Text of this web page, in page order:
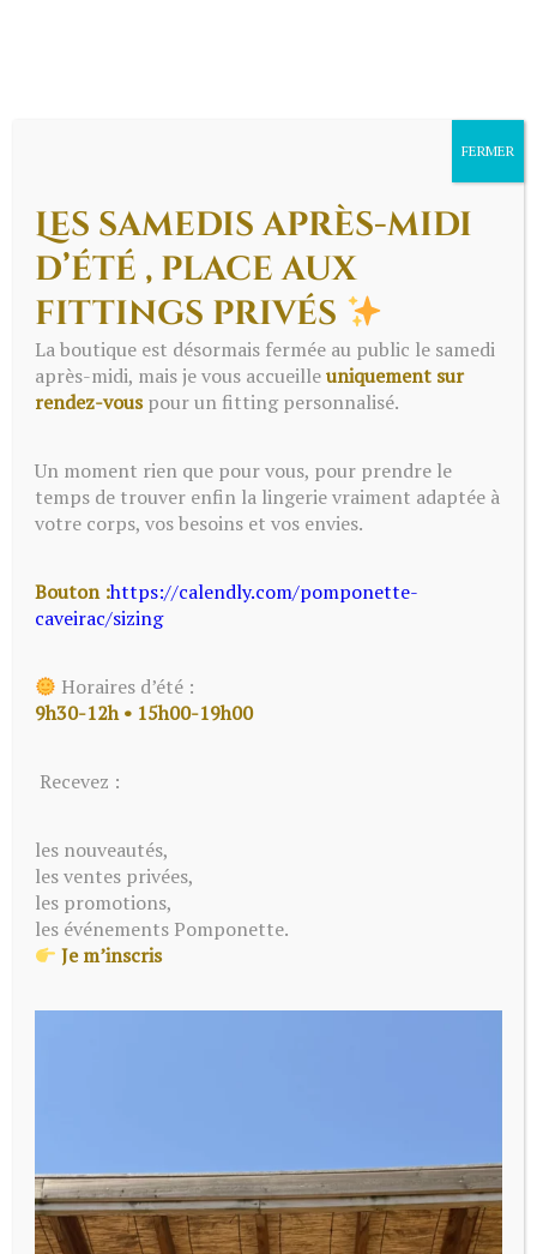
Menu
Blog - Page 3 sur 5 -
Lingerie | Pomponette |
Gard
Les samedis après-midi
d’été , place aux
fittings privés
La boutique est désormais fermée au public le samedi
après-midi, mais je vous accueilleuniquement sur
rendez-vouspour un fitting personnalisé.
Un moment rien que pour vous, pour prendre le
temps de trouver enfin la lingerie vraiment adaptée à
votre corps, vos besoins et vos envies.
Bouton :https://calendly.com/pomponette-
caveirac/sizing
Horaires d’été :
9h30-12h • 15h00-19h00
Recevez :
les nouveautés,
les ventes privées,
les promotions,
les événements Pomponette.
Je m’inscris
FERMER